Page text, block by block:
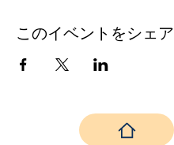
このイベントをシェア